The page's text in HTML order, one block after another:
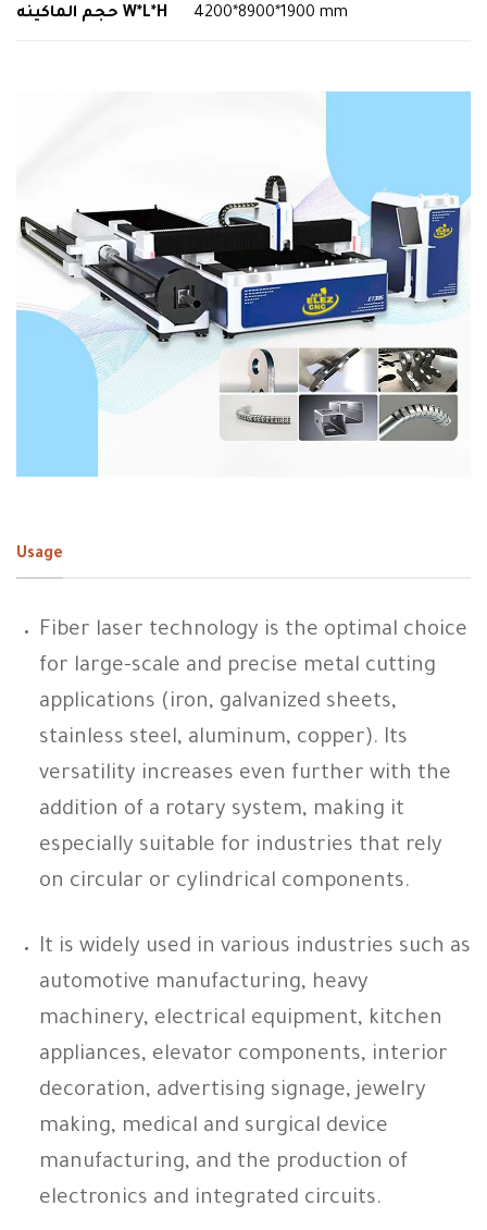
W*L*H 4200*8900*1900 mm
Usage
Fiber laser technology is the optimal choice
for large-scale and precise metal cutting
applications (iron, galvanized sheets,
stainless steel, aluminum, copper). Its
versatility increases even further with the
addition of a rotary system, making it
especially suitable for industries that rely
on circular or cylindrical components.
It is widely used in various industries such as
automotive manufacturing, heavy
machinery, electrical equipment, kitchen
appliances, elevator components, interior
decoration, advertising signage, jewelry
making, medical and surgical device
manufacturing, and the production of
electronics and integrated circuits.